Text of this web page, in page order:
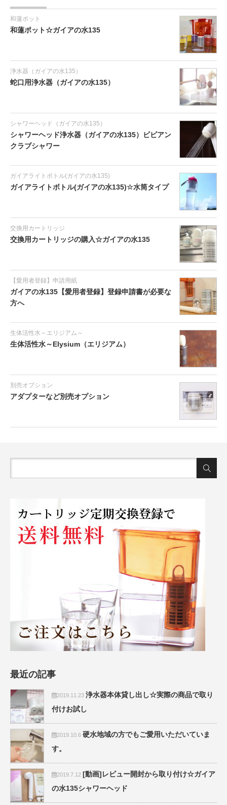
和蓮ポット
和蓮ポット☆ガイアの水135
浄水器（ガイアの水135）
蛇口用浄水器（ガイアの水135）
シャワーヘッド（ガイアの水135）
シャワーヘッド浄水器（ガイアの水135）ビビアン
クラブシャワー
ガイアライトボトル(ガイアの水135)
ガイアライトボトル(ガイアの水135)☆水筒タイプ
交換用カートリッジ
交換用カートリッジの購入☆ガイアの水135
【愛用者登録】申請用紙
ガイアの水135【愛用者登録】登録申請書が必要な
方へ
生体活性水～エリジアム～
生体活性水～Elysium（エリジアム）
別売オプション
アダプターなど別売オプション
最近の記事
2019.11.23 浄水器本体貸し出し☆実際の商品で取り
付けお試し
2019.10.6 硬水地域の方でもご愛用いただいていま
す。
2019.7.12 [動画]レビュー開封から取り付け☆ガイア
の水135シャワーヘッド